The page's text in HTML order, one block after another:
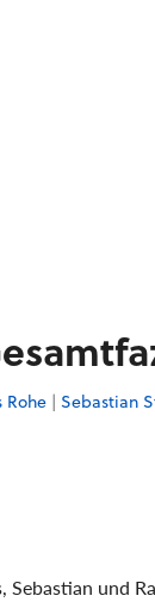
Rohe | Sebastian
Sebastian und